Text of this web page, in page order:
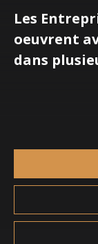
Les
oeuvrent
dans